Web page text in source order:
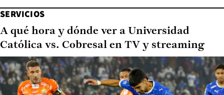
SERVICIOS
A qué hora y dónde ver a Universidad
Católica vs. Cobresal en TV y streaming